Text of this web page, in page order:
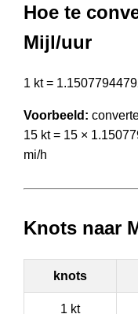
Hoe te
Mijl/uur
1 kt =
Voorbeeld:
15 kt = 15 ×
mi/h
Knots naar
knots
1 kt